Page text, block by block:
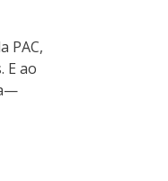
PAC,
E ao